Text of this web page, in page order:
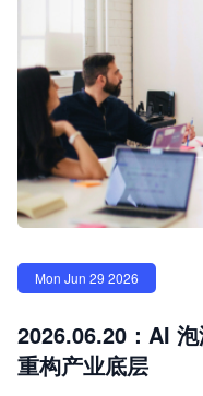
Mon Jun 29 2026
2026.06.20：AI
重构产业底层